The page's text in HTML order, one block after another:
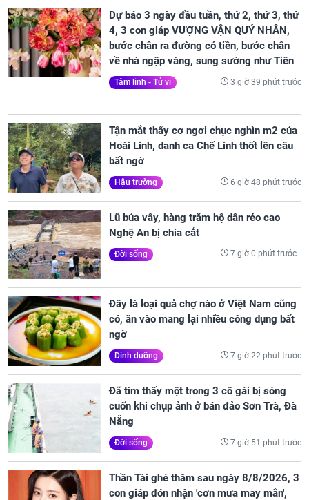
Dự báo 3 ngày đầu tuần, thứ 2, thứ 3, thứ
4, 3 con giáp VƯỢNG VẬN QUÝ NHÂN,
bước chân ra đường có tiền, bước chân
về nhà ngập vàng, sung sướng như Tiên
Tâm linh - Tử vi 3 giờ 39 phút trước
Tận mắt thấy cơ ngơi chục nghìn m2 của
Hoài Linh, danh ca Chế Linh thốt lên câu
bất ngờ
Hậu trường 6 giờ 48 phút trước
Lũ bủa vây, hàng trăm hộ dân rẻo cao
Nghệ An bị chia cắt
Đời sống 7 giờ 0 phút trước
Đây là loại quả chợ nào ở Việt Nam cũng
có, ăn vào mang lại nhiều công dụng bất
ngờ
Dinh dưỡng 7 giờ 22 phút trước
Đã tìm thấy một trong 3 cô gái bị sóng
cuốn khi chụp ảnh ở bán đảo Sơn Trà, Đà
Nẵng
Đời sống 7 giờ 51 phút trước
Thần Tài ghé thăm sau ngày 8/8/2026, 3
con giáp đón nhận 'cơn mưa may mắn',